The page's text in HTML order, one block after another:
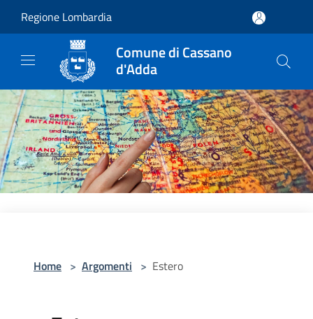
Regione Lombardia
Comune di Cassano
d'Adda
Home > Argomenti > Estero